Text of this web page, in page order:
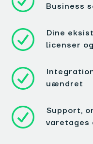
Business
Dine
licenser
uændret
Support,
varetages